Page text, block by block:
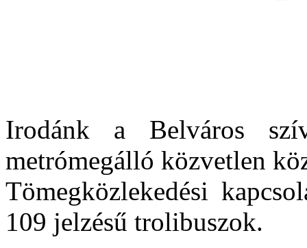
Irodánk a Belváros
metrómegálló közvetlen
Tömegközlekedési
109 jelzésű trolibuszok.